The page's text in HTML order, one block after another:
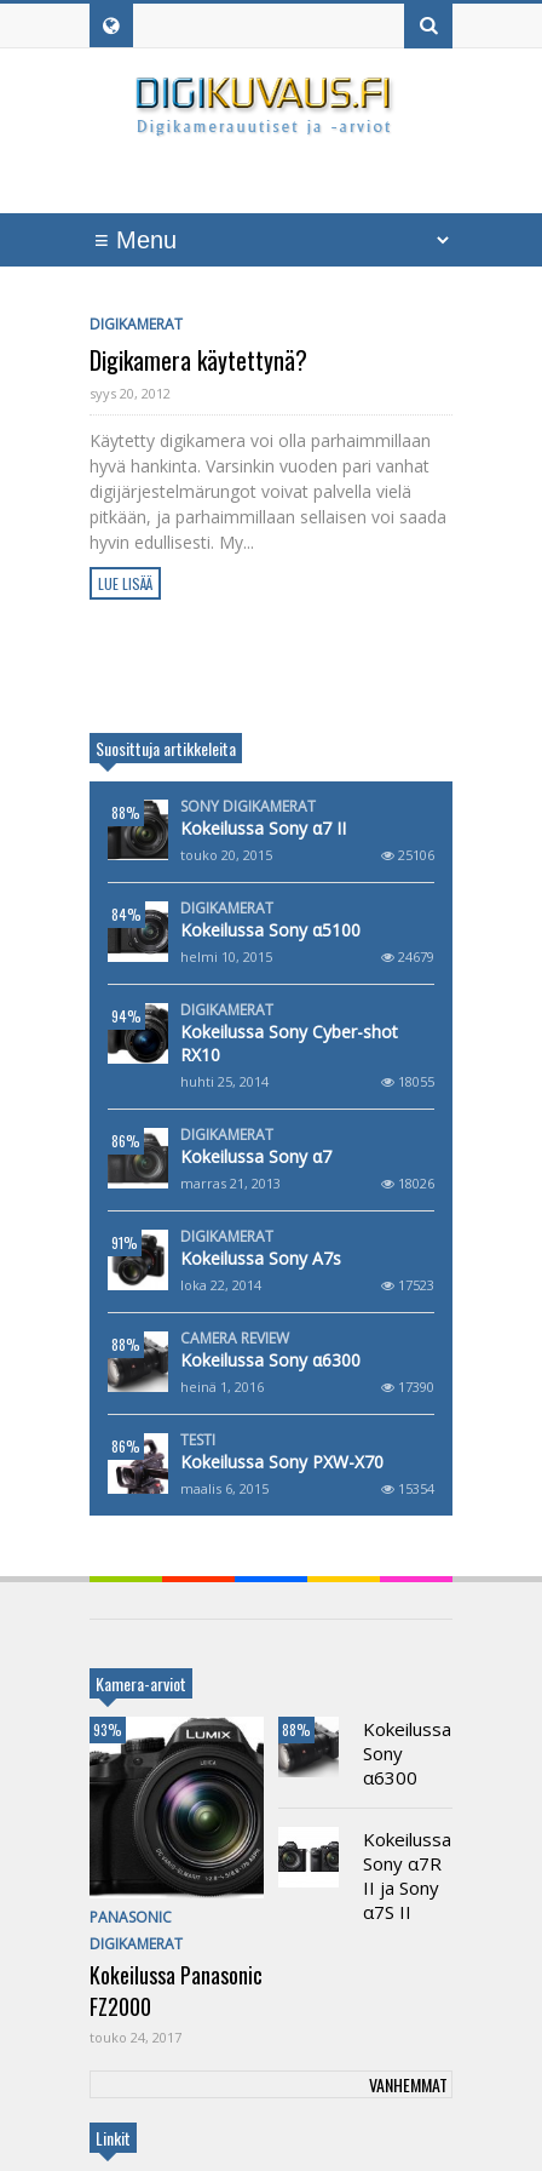
DIGIKAMERAT
Digikamera käytettynä?
syys 20, 2012
Käytetty digikamera voi olla parhaimmillaan
hyvä hankinta. Varsinkin vuoden pari vanhat
digijärjestelmärungot voivat palvella vielä
pitkään, ja parhaimmillaan sellaisen voi saada
hyvin edullisesti. My...
LUE LISÄÄ
Suosittuja artikkeleita
88% SONY DIGIKAMERAT
Kokeilussa Sony α7 II
touko 20, 2015 25106
84% DIGIKAMERAT
Kokeilussa Sony α5100
helmi 10, 2015 24679
94% DIGIKAMERAT
Kokeilussa Sony Cyber-shot
RX10
huhti 25, 2014 18055
86% DIGIKAMERAT
Kokeilussa Sony α7
marras 21, 2013 18026
91% DIGIKAMERAT
Kokeilussa Sony A7s
loka 22, 2014 17523
88% CAMERA REVIEW
Kokeilussa Sony α6300
heinä 1, 2016 17390
86% TESTI
Kokeilussa Sony PXW-X70
maalis 6, 2015 15354
Kamera-arviot
93%
PANASONIC
DIGIKAMERAT
Kokeilussa Panasonic
FZ2000
touko 24, 2017
88%
Kokeilussa
Sony
α6300
Kokeilussa
Sony α7R
II ja Sony
α7S II
VANHEMMAT
Linkit